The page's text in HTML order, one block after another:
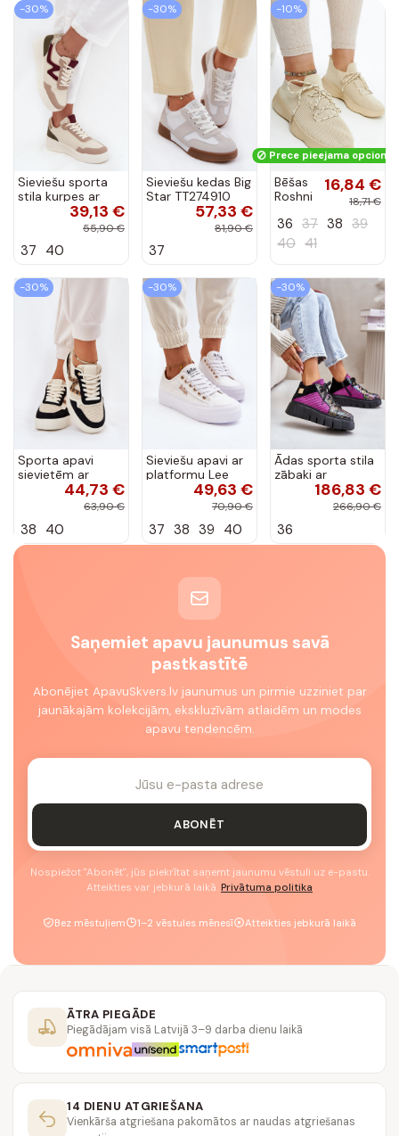
-30%
Sieviešu sporta
stila kurpes ar
platformu un
zelta krāsas
krāsā, Zalvra
39,13 €
55,90 €
37 40
-30%
Sieviešu kedas Big
Star TT274910
baltā krāsā57,33 €
81,90 €
37
-10%
Prece pieejama opcionāli
Bēšas
Roshni
kedas
16,84 €
18,71 €
36 37 38 39
40 41
-30%
Sporta apavi
sievietēm ar
platformu ar
leopardu rakstu
Lorori
44,73 €
63,90 €
38 40
-30%
Sieviešu apavi ar
platformu Lee
Cooper LCW-24-
31-2725 baltas
49,63 €
70,90 €
37 38 39 40
-30%
Ādas sporta stila
zābaki ar
platformu Tai
Turiciejka 06767-
186,83 €
266,90 €
36
Saņemiet apavu jaunumus savā
pastkastītē
Abonējiet ApavuSkvers.lv jaunumus un pirmie uzziniet par
jaunākajām kolekcijām, ekskluzīvām atlaidēm un modes
apavu tendencēm.
ABONĒT
Nospiežot "Abonēt", jūs piekrītat saņemt jaunumu vēstuli uz e-pastu.
Atteikties var jebkurā laikā. Privātuma politika
Bez mēstuļiem 1–2 vēstules mēnesī Atteikties jebkurā laikā
ĀTRA PIEGĀDE
Piegādājam visā Latvijā 3–9 darba dienu laikā
14 DIENU ATGRIEŠANA
Vienkārša atgriešana pakomātos ar naudas atgriešanas